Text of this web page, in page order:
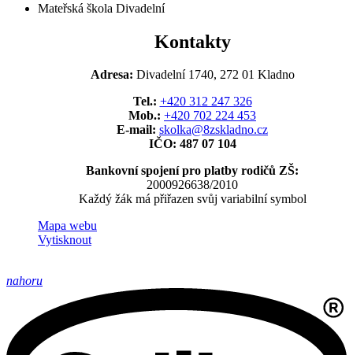
Mateřská škola Divadelní
Kontakty
Adresa: Divadelní 1740, 272 01 Kladno
Tel.: +420 312 247 326
Mob.: +420 702 224 453
E-mail: skolka@8zskladno.cz
IČO: 487 07 104
Bankovní spojení pro platby rodičů ZŠ:
2000926638/2010
Každý žák má přiřazen svůj variabilní symbol
Mapa webu
Vytisknout
nahoru